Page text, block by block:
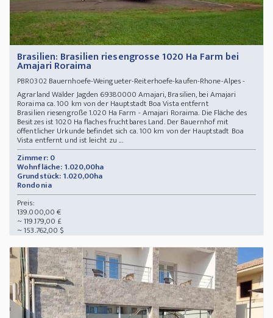
Brasilien: Brasilien riesengrosse 1020 Ha Farm bei
Amajari Roraima
PBR0302Bauernhoefe-Weingueter-Reiterhoefe-kaufen-Rhone-Alpes -
Agrarland Wälder Jagden 69380000 Amajari, Brasilien, bei Amajari
Roraima ca. 100 km von der Hauptstadt Boa Vista entfernt
Brasilien riesengroße 1.020 Ha Farm - Amajari Roraima. Die Fläche des
Besitzes ist 1020 Ha flaches fruchtbares Land. Der Bauernhof mit
öffentlicher Urkunde befindet sich ca. 100 km von der Hauptstadt Boa
Vista entfernt und ist leicht zu ...
Zimmer: 0
Wohnfläche: 1.020,00ha
Grundstück: 1.020,00ha
Rondonia
Preis:
139.000,00 €
~ 119.179,00 £
~ 153.762,00 $